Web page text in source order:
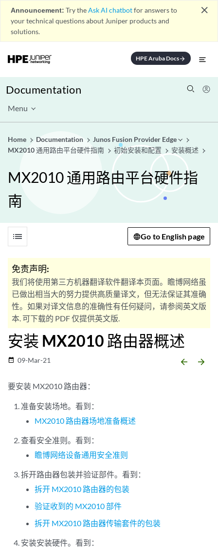
Announcement: Try theAsk AI chatbotfor answers to
your technical questions about Juniper products and
solutions.
close
HPE Aruba Docsarrow_forward
Documentation
Menu
Home Documentation
Junos Fusion Provider Edge
MX2010 通用路由平台硬件指南
初始安装和配置 安装概述
MX2010 通用路由平台硬件指
南
list Go to English page
免责声明:
我们将使用第三方机器翻译软件翻译本页面。瞻博网络虽
已做出相当大的努力提供高质量译文，但无法保证其准确
性。如果对译文信息的准确性有任何疑问，请参阅英文版
本. 可下载的 PDF 仅提供英文版.
安装 MX2010 路由器概述
date_range 09-Mar-21 arrow_backward arrow_forward
要安装 MX2010 路由器：
准备安装场地。看到：
MX2010 路由器场地准备概述
查看安全准则。看到：
瞻博网络设备通用安全准则
拆开路由器包装并验证部件。看到：
拆开 MX2010 路由器的包装
验证收到的 MX2010 部件
拆开 MX2010 路由器传输套件的包装
安装安装硬件。看到：